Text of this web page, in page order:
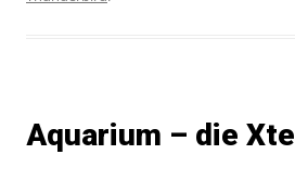
Aquarium – die Xte